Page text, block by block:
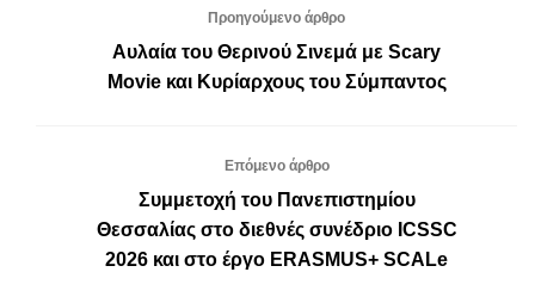
Προηγούμενο άρθρο
Αυλαία του Θερινού Σινεμά με Scary
Movie και Κυρίαρχους του Σύμπαντος
Επόμενο άρθρο
Συμμετοχή του Πανεπιστημίου
Θεσσαλίας στο διεθνές συνέδριο ICSSC
2026 και στο έργο ERASMUS+ SCALe